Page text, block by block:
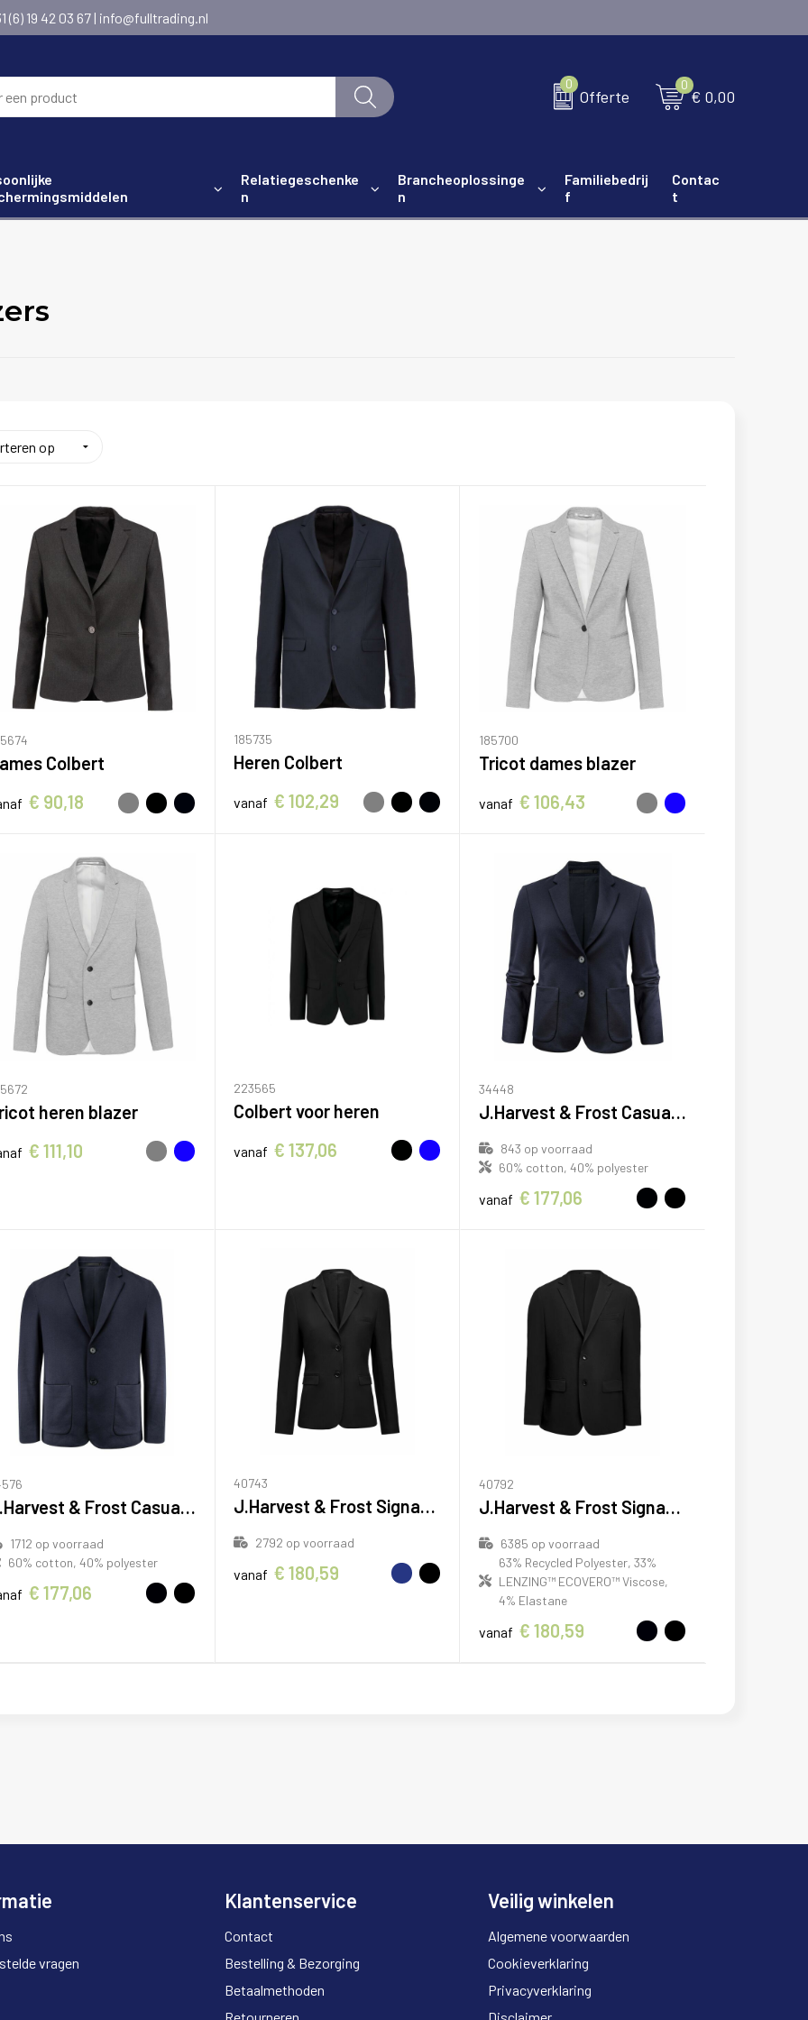
19 42 03 67 | info@fulltrading.nl
0
Offerte
0
€ 0,00
Relatiegeschenke
n
Brancheoplossinge
n
Familiebedrij
f
Contac
t
Colbert
€ 90,18
185735
Heren Colbert
vanaf € 102,29
185700
Tricot dames blazer
vanaf € 106,43
heren blazer
€ 111,10
223565
Colbert voor heren
vanaf € 137,06
34448
J.Harvest & Frost Casual Blazer Blazer Dames
843 op voorraad
60% cotton, 40% polyester
vanaf € 177,06
J.Harvest & Frost Casual Blazer Heren
1712 op voorraad
60% cotton, 40% polyester
€ 177,06
40743
J.Harvest & Frost Signature Suit Blazer Woman
2792 op voorraad
vanaf € 180,59
40792
J.Harvest & Frost Signature Suit Blazer
6385 op voorraad
63% Recycled Polyester, 33%
LENZING™ ECOVERO™ Viscose,
4% Elastane
vanaf € 180,59
vragen
Klantenservice
Contact
Bestelling & Bezorging
Betaalmethoden
Veilig winkelen
Algemene voorwaarden
Cookieverklaring
Privacyverklaring